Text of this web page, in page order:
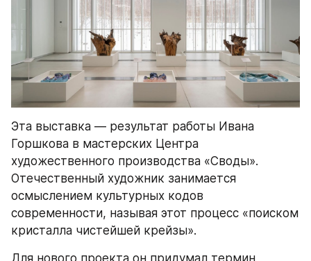
Эта выставка — результат работы Ивана
Горшкова в мастерских Центра
художественного производства «Своды».
Отечественный художник занимается
осмыслением культурных кодов
современности, называя этот процесс «поиском
кристалла чистейшей крейзы».